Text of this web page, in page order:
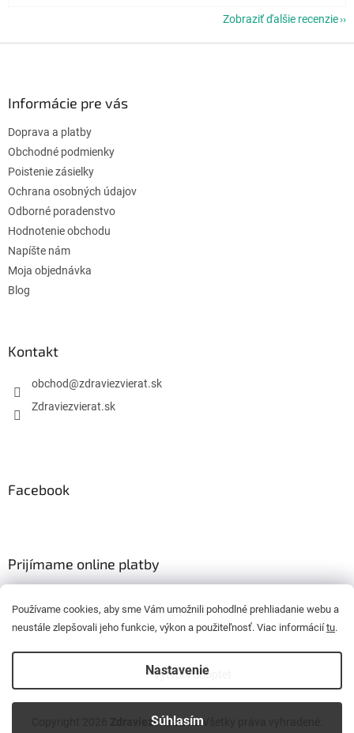
Používame cookies, aby sme Vám umožnili pohodlné prehliadanie webu a
neustále zlepšovali jeho funkcie, výkon a použiteľnosť. Viac informáciítu.
Nastavenie
Súhlasím
Zobraziť ďalšie recenzie
Informácie pre vás
Doprava a platby
Obchodné podmienky
Poistenie zásielky
Ochrana osobných údajov
Odborné poradenstvo
Hodnotenie obchodu
Napíšte nám
Moja objednávka
Blog
Kontakt
obchod@zdraviezvierat.sk
Zdraviezvierat.sk
Facebook
Prijímame online platby
Vytvoril Shoptet
Zdraviezvierat.sk. Všetky práva vyhradené.